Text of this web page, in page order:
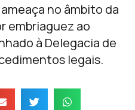
no âmbito da
embriaguez ao
à Delegacia de
legais.